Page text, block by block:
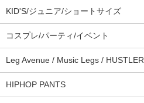
KID'S/ジュニア/ショートサイズ
コスプレ/パーティ/イベント
Leg Avenue / Music Legs / HUSTLER
HIPHOP PANTS